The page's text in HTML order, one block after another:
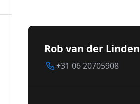
Rob van der Linden
+31 06 20705908